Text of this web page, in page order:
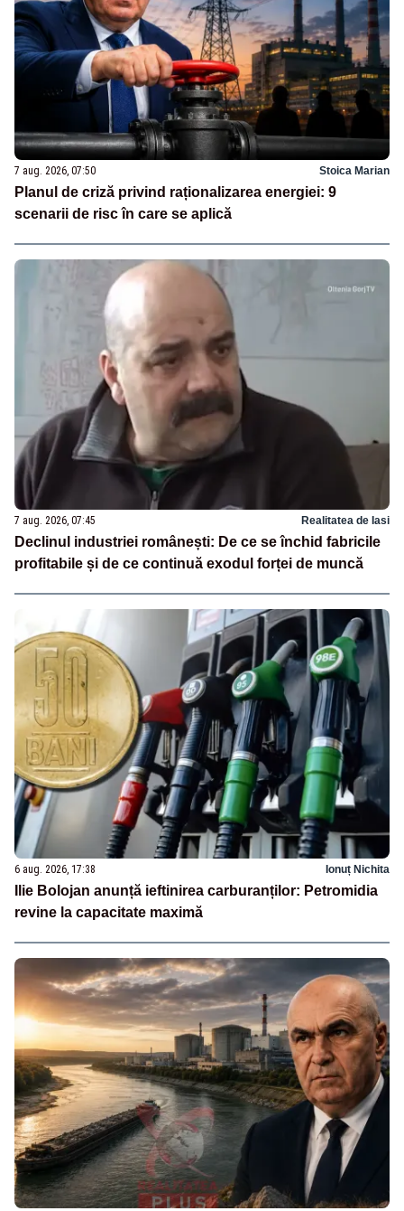
7 aug. 2026, 07:50 Stoica Marian
Planul de criză privind raționalizarea energiei: 9
scenarii de risc în care se aplică
7 aug. 2026, 07:45 Realitatea de Iasi
Declinul industriei românești: De ce se închid fabricile
profitabile și de ce continuă exodul forței de muncă
6 aug. 2026, 17:38 Ionuț Nichita
Ilie Bolojan anunță ieftinirea carburanților: Petromidia
revine la capacitate maximă